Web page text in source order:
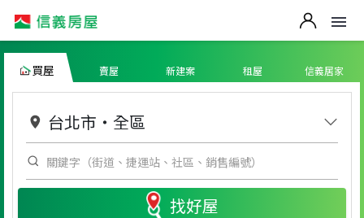
買屋 賣屋 新建案 租屋 信義居家
台北市 ・ 全區
找好屋